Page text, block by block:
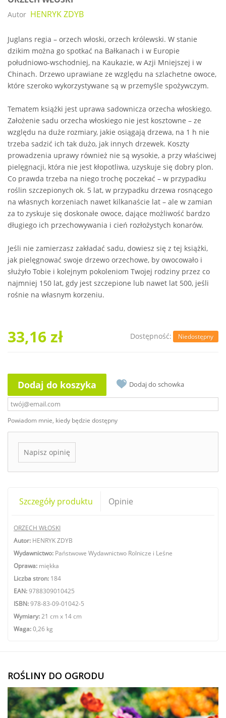
Autor HENRYK ZDYB
Juglans regia – orzech włoski, orzech królewski. W stanie
dzikim można go spotkać na Bałkanach i w Europie
południowo-wschodniej, na Kaukazie, w Azji Mniejszej i w
Chinach. Drzewo uprawiane ze względu na szlachetne owoce,
które szeroko wykorzystywane są w przemyśle spożywczym.
Tematem książki jest uprawa sadownicza orzecha włoskiego.
Założenie sadu orzecha włoskiego nie jest kosztowne – ze
względu na duże rozmiary, jakie osiągają drzewa, na 1 h nie
trzeba sadzić ich tak dużo, jak innych drzewek. Koszty
prowadzenia uprawy również nie są wysokie, a przy właściwej
pielęgnacji, która nie jest kłopotliwa, uzyskuje się dobry plon.
Co prawda trzeba na niego trochę poczekać – w przypadku
roślin szczepionych ok. 5 lat, w przypadku drzewa rosnącego
na własnych korzeniach nawet kilkanaście lat – ale w zamian
za to zyskuje się doskonałe owoce, dające możliwość bardzo
długiego ich przechowywania i cień rozłożystych konarów.
Jeśli nie zamierzasz zakładać sadu, dowiesz się z tej książki,
jak pielęgnować swoje drzewo orzechowe, by owocowało i
służyło Tobie i kolejnym pokoleniom Twojej rodziny przez co
najmniej 150 lat, gdy jest szczepione lub nawet lat 500, jeśli
rośnie na własnym korzeniu.
33,16 zł Dostępność: Niedostępny
Dodaj do koszyka Dodaj do schowka
Powiadom mnie, kiedy będzie dostępny
Napisz opinię
Szczegóły produktu Opinie
ORZECH WŁOSKI
Autor: HENRYK ZDYB
Wydawnictwo: Państwowe Wydawnictwo Rolnicze i Leśne
Oprawa: miękka
Liczba stron: 184
EAN:9788309010425
ISBN:978-83-09-01042-5
Wymiary:21 cm x 14 cm
Waga:0,26 kg
ROŚLINY DO OGRODU